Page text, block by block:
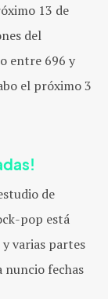
13 de
del
entre 696 y
el próximo 3
de
pop está
varias partes
nuncio fechas